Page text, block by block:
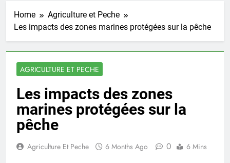
Home
Agriculture et Peche
Les impacts des zones marines protégées sur la pêche
AGRICULTURE ET PECHE
Les impacts des zones
marines protégées sur la
pêche
Agriculture Et Peche 6 Months Ago 0 6 Mins